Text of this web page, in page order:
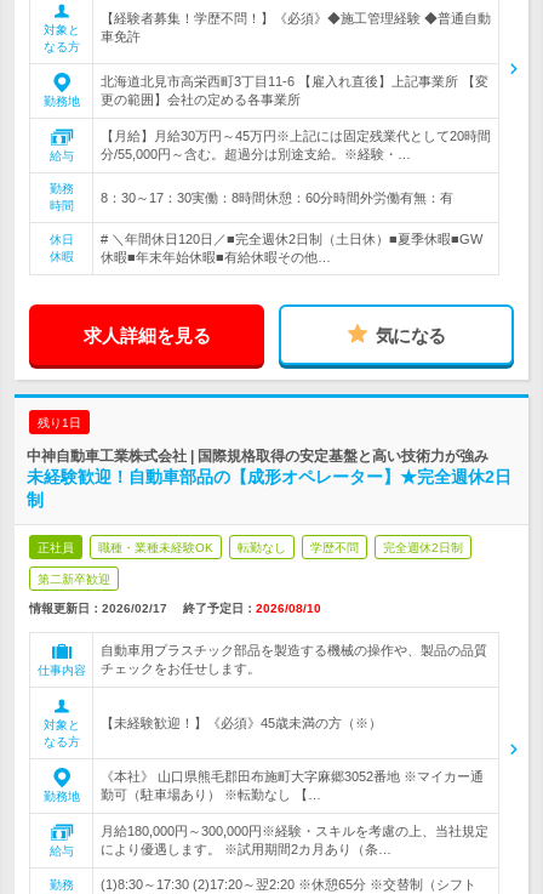
対象と
なる方
【経験者募集！学歴不問！】《必須》◆施工管理経験 ◆普通自動
車免許
勤務地
北海道北見市高栄西町3丁目11-6 【雇入れ直後】上記事業所 【変
更の範囲】会社の定める各事業所
給与
【月給】月給30万円～45万円※上記には固定残業代として20時間
分/55,000円～含む。超過分は別途支給。※経験・…
勤務
時間
8：30～17：30実働：8時間休憩：60分時間外労働有無：有
休日
休暇
# ＼年間休日120日／■完全週休2日制（土日休）■夏季休暇■GW
休暇■年末年始休暇■有給休暇その他…
求人詳細を見る 気になる
残り1日
中神自動車工業株式会社 | 国際規格取得の安定基盤と高い技術力が強み
未経験歓迎！自動車部品の【成形オペレーター】★完全週休2日
制
正社員 職種・業種未経験OK 転勤なし 学歴不問 完全週休2日制
第二新卒歓迎
情報更新日：2026/02/17 終了予定日： 2026/08/10
仕事内容
自動車用プラスチック部品を製造する機械の操作や、製品の品質
チェックをお任せします。
対象と
なる方
【未経験歓迎！】《必須》45歳未満の方（※）
勤務地
《本社》 山口県熊毛郡田布施町大字麻郷3052番地 ※マイカー通
勤可（駐車場あり） ※転勤なし 【…
給与
月給180,000円～300,000円※経験・スキルを考慮の上、当社規定
により優遇します。 ※試用期間2カ月あり（条…
勤務
(1)8:30～17:30 (2)17:20～翌2:20 ※休憩65分 ※交替制（シフト